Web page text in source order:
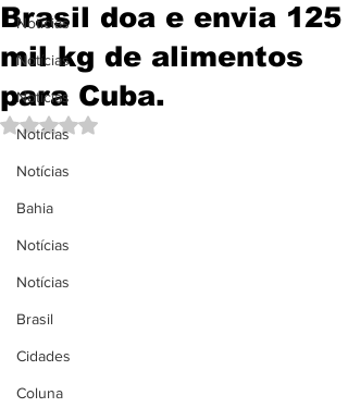
Notícias
Notícias
Notícias
Notícias
Notícias
Bahia
Notícias
Notícias
Brasil
Cidades
Coluna
Brasil doa e envia 125
mil kg de alimentos
para Cuba.
Avaliado com NaN de 5 estrelas.